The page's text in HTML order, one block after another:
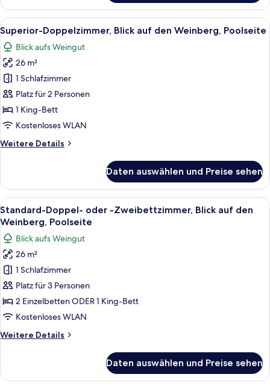
Doppel-
oder
-
Zweibettzimmer,
Blick
auf
den
Weinberg
Alle
Fotos
für
Superior-
Doppelzimmer,
Blick
auf
den
Poolseite
Ein Hotelzimmer mit einem großen
16
Superior-Doppelzimmer, Blick auf den Weinberg, Poolseite
Blick aufs Weingut
26 m²
1 Schlafzimmer
Platz für 2 Personen
1 King-Bett
Kostenloses WLAN
Weitere Details
Weitere
Doppelzimmer,
Blick
auf
den
Weinberg,
Poolseite
Daten auswählen und Preise sehen
Alle
Fotos
für
Standard-
Doppel-
oder
-
Zweibettzimmer,
Blick
den
anzeigen
Ein modernes Zimmer mit
18
Standard-Doppel- oder -Zweibettzimmer, Blick auf den
Weinberg, Poolseite
Blick aufs Weingut
26 m²
1 Schlafzimmer
Platz für 3 Personen
2 Einzelbetten ODER 1 King-Bett
Kostenloses WLAN
Weitere Details
Weitere
Doppel-
Daten auswählen und Preise sehen